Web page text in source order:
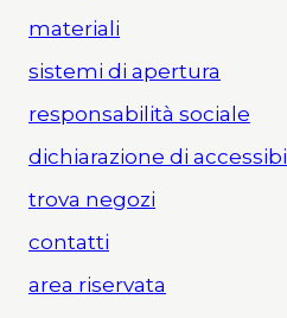
materiali
sistemi di apertura
responsabilità sociale
dichiarazione di
trova negozi
contatti
area riservata